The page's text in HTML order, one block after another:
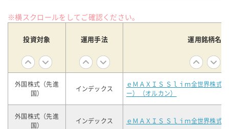
※横スクロールをしてご確認ください。
投資対象 運用手法 運用銘柄名
外国株式（先進
国）
インデックス
ｅＭＡＸＩＳ Ｓｌｉｍ全世界株式
ー）（オルカン）
外国株式（先進
国）
インデックス ｅＭＡＸＩＳ Ｓｌｉｍ全世界株式